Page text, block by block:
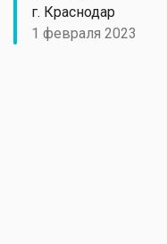
г. Краснодар
1 февраля 2023